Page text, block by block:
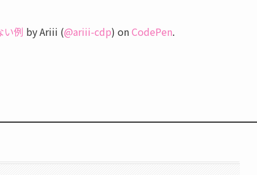
い例 by Ariii (@ariii-cdp) onCodePen.